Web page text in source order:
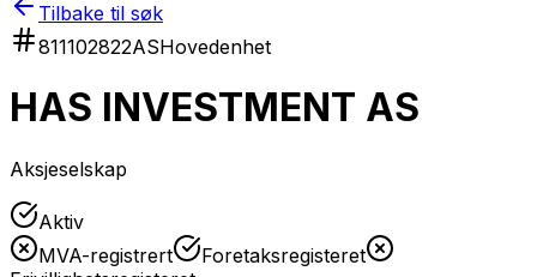
Tilbake til søk
811102822ASHovedenhet
HAS INVESTMENT AS
Aksjeselskap
Aktiv
MVA-registrert
Foretaksregisteret